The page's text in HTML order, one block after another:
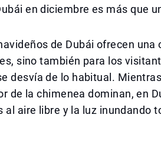
en diciembre es más que
de Dubái ofrecen
sino también para los
desvía de lo habitual.
de la chimenea dominan, en
al aire libre y la luz inundando